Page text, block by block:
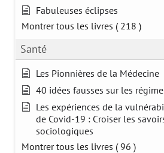
Fabuleuses éclipses
Montrer tous les livres ( 218 )
Santé
Les Pionnières de la Médecine
40 idées fausses sur les
Les expériences de la
de Covid-19 : Croiser les
sociologiques
Montrer tous les livres ( 96 )